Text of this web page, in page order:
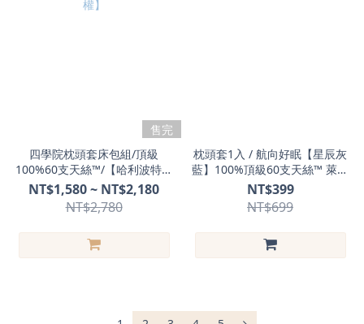
售完
四學院枕頭套床包組/頂級
100%60支天絲™/【哈利波特授
權】
NT$1,580 ~ NT$2,180
NT$2,780
枕頭套1入 / 航向好眠【星辰灰
藍】100%頂級60支天絲™ 萊賽
爾
NT$399
NT$699